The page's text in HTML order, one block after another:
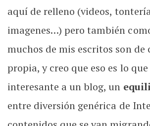
aquí de relleno (videos,
imagenes…) pero también
muchos de mis escritos son de
propia, y creo que eso es lo
interesante a un blog, un
entre diversión genérica de